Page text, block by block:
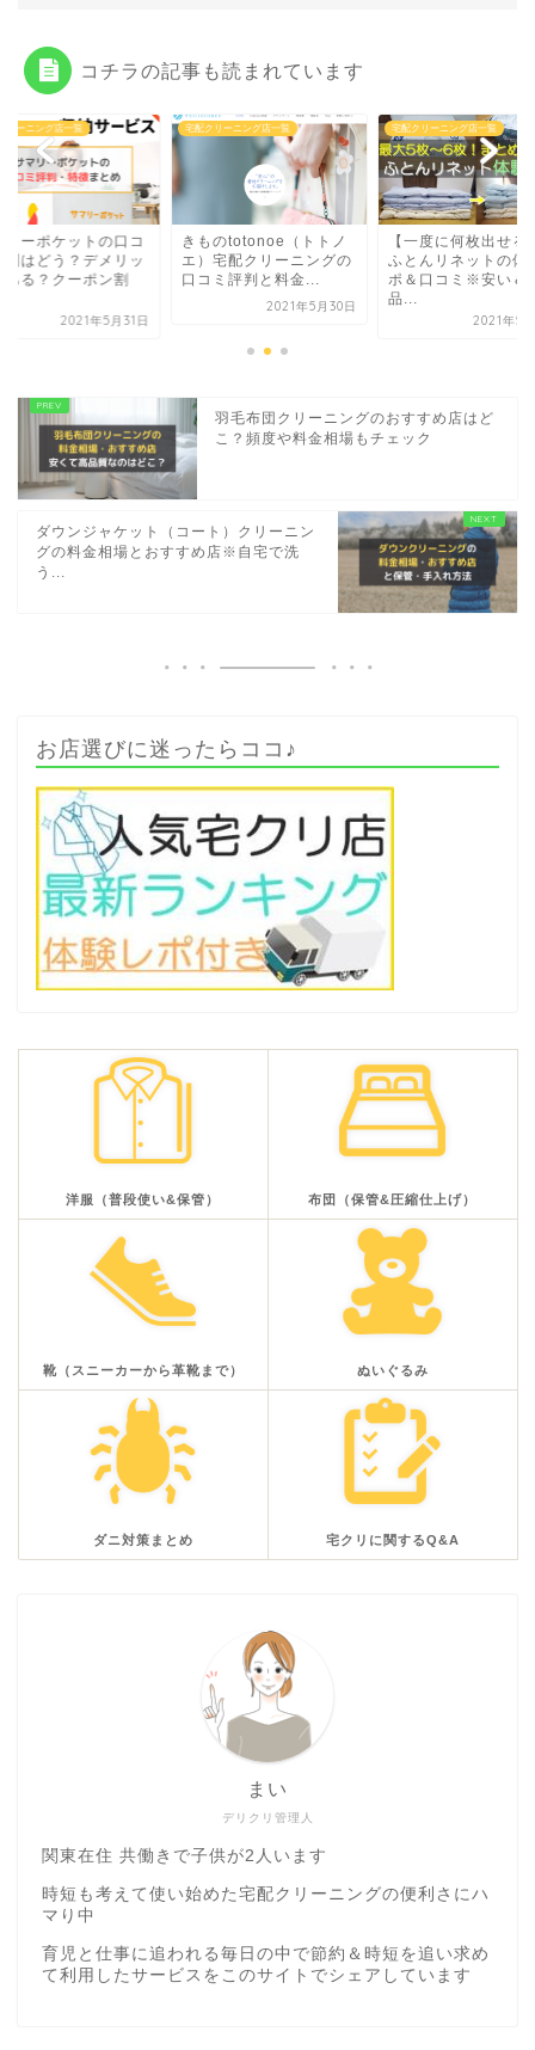
コチラの記事も読まれています
リーニング店一覧
リーポケットの口コ
判はどう？デメリッ
ある？クーポン割
2021年5月31日
宅配クリーニング店一覧
きものtotonoe（トトノ
エ）宅配クリーニングの
口コミ評判と料金...
2021年5月30日
宅配クリーニング店一覧
【一度に何枚出せる
ふとんリネットの体
ポ＆口コミ※安い＆
品...
2021年5
羽毛布団クリーニングのおすすめ店はど
こ？頻度や料金相場もチェック
ダウンジャケット（コート）クリーニン
グの料金相場とおすすめ店※自宅で洗
う...
お店選びに迷ったらココ♪
洋服（普段使い&保管） 布団（保管&圧縮仕上げ）
靴（スニーカーから革靴まで） ぬいぐるみ
ダニ対策まとめ 宅クリに関するQ&A
デリクリ管理人
まい
関東在住 共働きで子供が2人います
時短も考えて使い始めた宅配クリーニングの便利さにハ
マり中
育児と仕事に追われる毎日の中で節約＆時短を追い求め
て利用したサービスをこのサイトでシェアしています